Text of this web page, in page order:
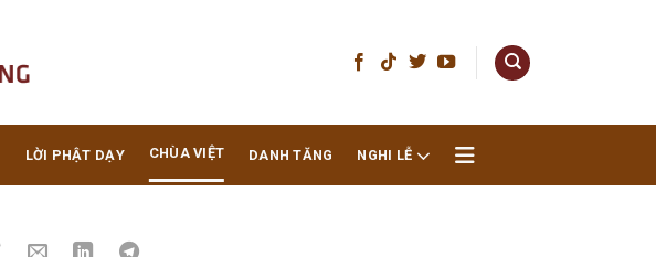
LỜI PHẬT DẠY CHÙA VIỆT DANH TĂNG NGHI LỄ